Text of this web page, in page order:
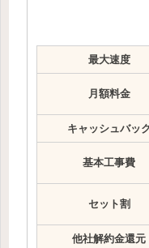
最大速度
月額料金
キャッシュバッ
基本工事費
セット割
他社解約金還元